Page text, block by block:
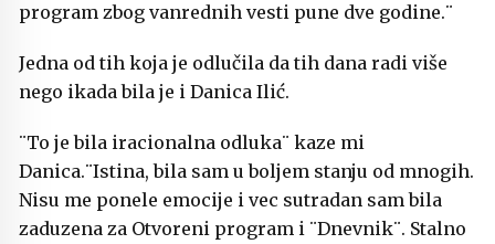
program zbog vanrednih vesti pune dve godine.¨
Jedna od tih koja je odlučila da tih dana radi više
nego ikada bila je i Danica Ilić.
¨To je bila iracionalna odluka¨ kaze mi
Danica.¨Istina, bila sam u boljem stanju od mnogih.
Nisu me ponele emocije i vec sutradan sam bila
zaduzena za Otvoreni program i ¨Dnevnik¨. Stalno